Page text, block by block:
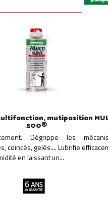
mutiposition
500®
Dégrippe les
coincés, gelés.... Lubrifie
en laissant un...